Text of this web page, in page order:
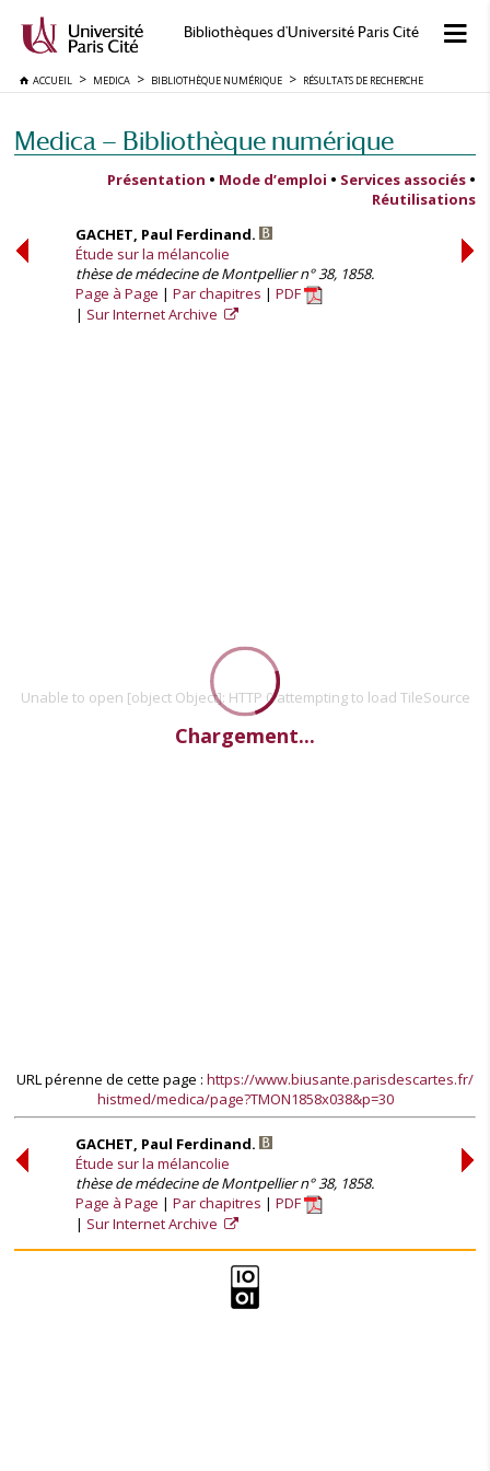
Bibliothèques d'Université Paris Cité
ACCUEIL MEDICA BIBLIOTHÈQUE NUMÉRIQUE RÉSULTATS DE RECHERCHE
Medica — Bibliothèque numérique
Présentation • Mode d’emploi • Services associés •
Réutilisations
GACHET, Paul Ferdinand.
Étude sur la mélancolie
thèse de médecine de Montpellier n° 38, 1858.
Page à Page
Par chapitres
PDF
Sur Internet Archive
Unable to open [object Object]: HTTP 0 attempting to load TileSource
Chargement...
URL pérenne de cette page : https://www.biusante.parisdescartes.fr/
histmed/medica/page?TMON1858x038&p=30
GACHET, Paul Ferdinand.
Étude sur la mélancolie
thèse de médecine de Montpellier n° 38, 1858.
Page à Page
Par chapitres
PDF
Sur Internet Archive